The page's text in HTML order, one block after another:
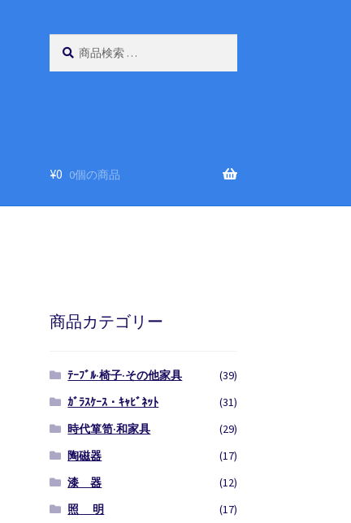
¥0 0個の商品
商品カテゴリー
ﾃｰﾌﾞﾙ·椅子·その他家具
(39)
ｶﾞﾗｽｹｰｽ・ｷｬﾋﾞﾈｯﾄ
(31)
時代箪笥·和家具
(29)
陶磁器
(17)
漆 器
(12)
照 明
(17)